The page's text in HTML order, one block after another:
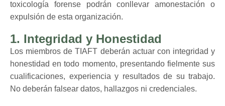
toxicología forense podrán conllevar amonestación o
expulsión de esta organización.
1. Integridad y Honestidad
Los miembros de TIAFT deberán actuar con integridad y
honestidad en todo momento, presentando fielmente sus
cualificaciones, experiencia y resultados de su trabajo.
No deberán falsear datos, hallazgos ni credenciales.